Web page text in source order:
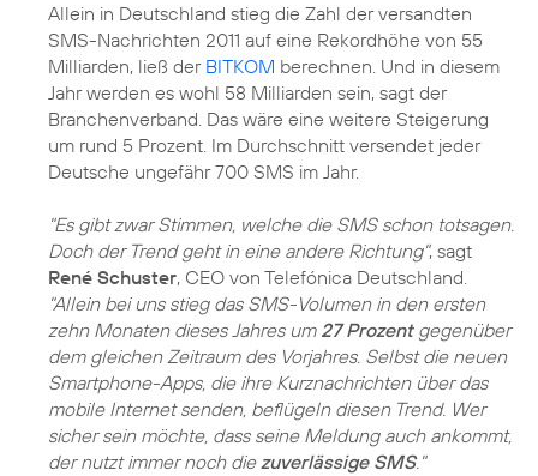
Allein in Deutschland stieg die Zahl der versandten
SMS-Nachrichten 2011 auf eine Rekordhöhe von 55
Milliarden, ließ der BITKOM berechnen. Und in diesem
Jahr werden es wohl 58 Milliarden sein, sagt der
Branchenverband. Das wäre eine weitere Steigerung
um rund 5 Prozent. Im Durchschnitt versendet jeder
Deutsche ungefähr 700 SMS im Jahr.
"Es gibt zwar Stimmen, welche die SMS schon totsagen.
Doch der Trend geht in eine andere Richtung", sagt
René Schuster, CEO von Telefónica Deutschland.
"Allein bei uns stieg das SMS-Volumen in den ersten
zehn Monaten dieses Jahres um 27 Prozentgegenüber
dem gleichen Zeitraum des Vorjahres. Selbst die neuen
Smartphone-Apps, die ihre Kurznachrichten über das
mobile Internet senden, beflügeln diesen Trend. Wer
sicher sein möchte, dass seine Meldung auch ankommt,
der nutzt immer noch diezuverlässige SMS."